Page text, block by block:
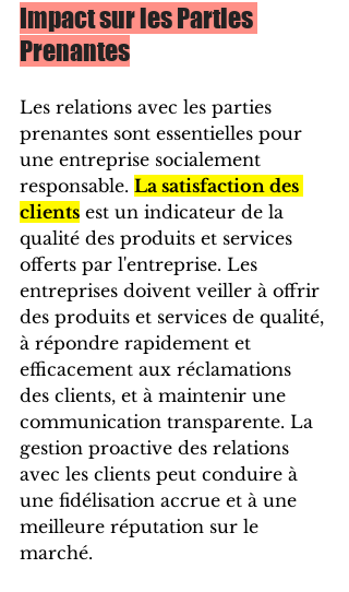
Impact sur les Parties
Prenantes
Les relations avec les parties
prenantes sont essentielles pour
une entreprise socialement
responsable. La satisfaction des
clients est un indicateur de la
qualité des produits et services
offerts par l'entreprise. Les
entreprises doivent veiller à offrir
des produits et services de qualité,
à répondre rapidement et
efficacement aux réclamations
des clients, et à maintenir une
communication transparente. La
gestion proactive des relations
avec les clients peut conduire à
une fidélisation accrue et à une
meilleure réputation sur le
marché.